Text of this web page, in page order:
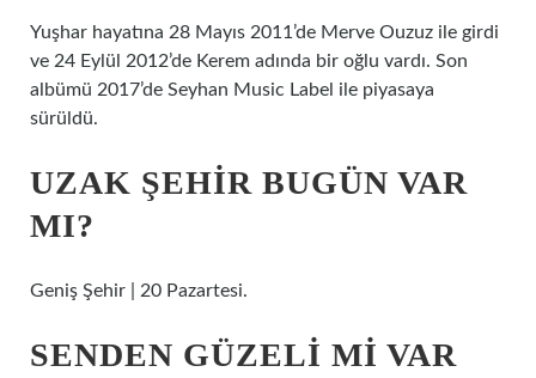
Yuşhar hayatına 28 Mayıs 2011’de Merve Ouzuz ile girdi
ve 24 Eylül 2012’de Kerem adında bir oğlu vardı. Son
albümü 2017’de Seyhan Music Label ile piyasaya
sürüldü.
UZAK ŞEHIR BUGÜN VAR
MI?
Geniş Şehir | 20 Pazartesi.
SENDEN GÜZELI MI VAR